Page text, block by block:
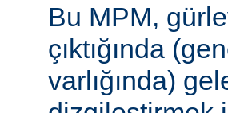
Bu MPM,
çıktığında
varlığında)